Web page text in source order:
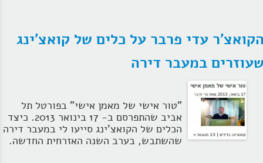
עדי פרבר על כלים של קואצ'ינג
במעבר דירה
"טור אישי של מאמן אישי" בפורטל תל
אביב שהתפרסם ב- 17 בינואר 2013. כיצד
הכלים של הקואצ'ינג סייעו לי במעבר דירה
שהשתבש, בערב השנה האזרחית החדשה.